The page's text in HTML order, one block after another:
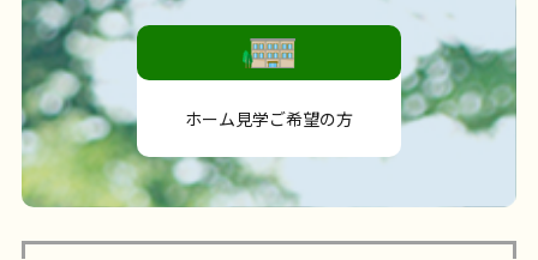
ホーム見学ご希望の方